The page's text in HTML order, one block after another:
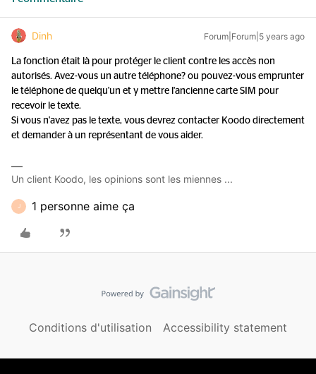
Dinh Forum|Forum|5 years ago
La fonction était là pour protéger le client contre les accès non
autorisés. Avez-vous un autre téléphone? ou pouvez-vous emprunter
le téléphone de quelqu'un et y mettre l'ancienne carte SIM pour
recevoir le texte.
Si vous n'avez pas le texte, vous devrez contacter Koodo directement
et demander à un représentant de vous aider.
Un client Koodo, les opinions sont les miennes ...
J 1 personne aime ça
Conditions d'utilisation Accessibility statement